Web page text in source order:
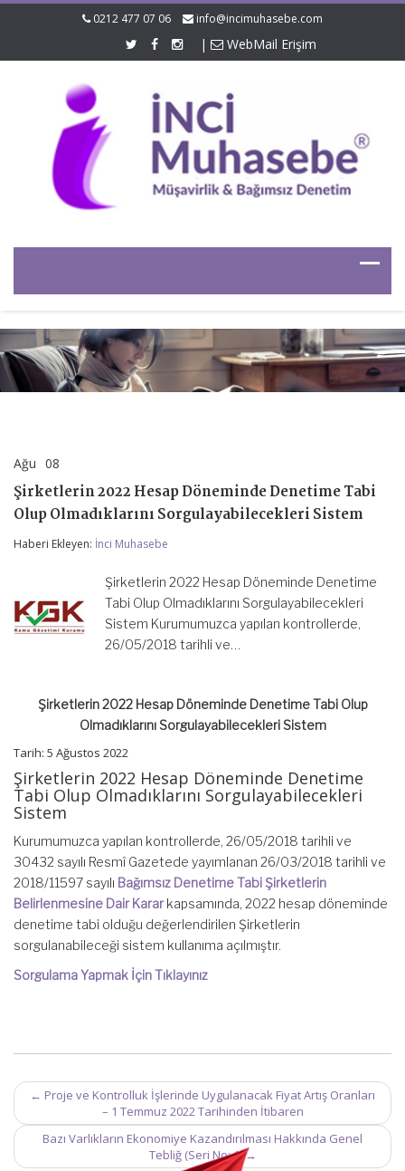
0212 477 07 06 info@incimuhasebe.com
| WebMail Erişim
Ağu 08
Hesap
Döneminde
Tabi
Sorgulayabilecekleri
Sistem
için
Şirketlerin 2022 Hesap Döneminde Denetime Tabi
Olup Olmadıklarını Sorgulayabilecekleri Sistem
Haberi Ekleyen: İnci Muhasebe
Şirketlerin 2022 Hesap Döneminde Denetime
Tabi Olup Olmadıklarını Sorgulayabilecekleri
Sistem Kurumumuzca yapılan kontrollerde,
26/05/2018 tarihli ve…
Şirketlerin 2022 Hesap Döneminde Denetime Tabi Olup
Olmadıklarını Sorgulayabilecekleri Sistem
Tarih: 5 Ağustos 2022
Şirketlerin 2022 Hesap Döneminde Denetime
Tabi Olup Olmadıklarını Sorgulayabilecekleri
Sistem
Kurumumuzca yapılan kontrollerde, 26/05/2018 tarihli ve
30432 sayılı Resmî Gazetede yayımlanan 26/03/2018 tarihli ve
2018/11597 sayılı Bağımsız Denetime Tabi Şirketlerin
Belirlenmesine Dair Kararkapsamında, 2022 hesap döneminde
denetime tabi olduğu değerlendirilen Şirketlerin
sorgulanabileceği sistem kullanıma açılmıştır.
Sorgulama Yapmak İçin Tıklayınız
Post
navigation
← Proje ve Kontrolluk İşlerinde Uygulanacak Fiyat Artış Oranları
– 1 Temmuz 2022 Tarihinden İtibaren
Bazı Varlıkların Ekonomiye Kazandırılması Hakkında Genel
Tebliğ (Seri No: 1)→